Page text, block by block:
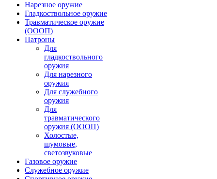
Нарезное оружие
Гладкоствольное оружие
Травматическое оружие
(ОООП)
Патроны
Для
гладкоствольного
оружия
Для нарезного
оружия
Для служебного
оружия
Для
травматического
оружия (ОООП)
Холостые,
шумовые,
светозвуковые
Газовое оружие
Служебное оружие